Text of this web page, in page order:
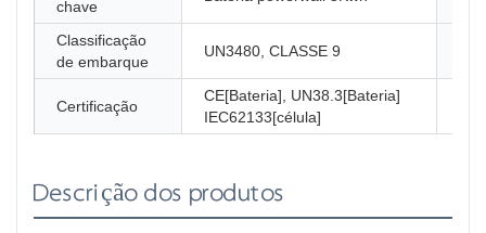
chave
Classificação
de embarque
UN3480, CLASSE 9
Certificação
CE[Bateria], UN38.3[Bateria]
IEC62133[célula]
Descrição dos produtos